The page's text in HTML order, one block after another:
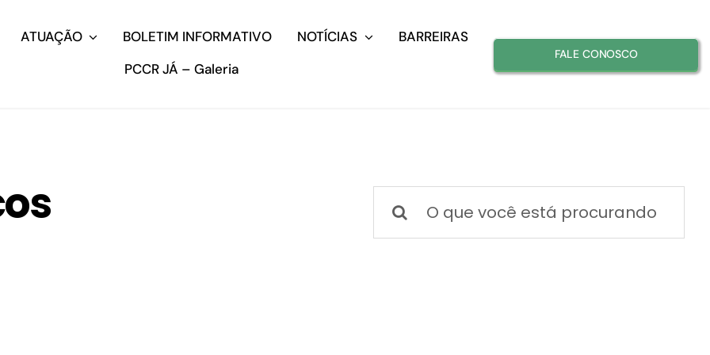
ATUAÇÃO BOLETIM INFORMATIVO NOTÍCIAS
BARREIRAS
PCCR JÁ – Galeria
FALE CONOSCO
resultados
para: